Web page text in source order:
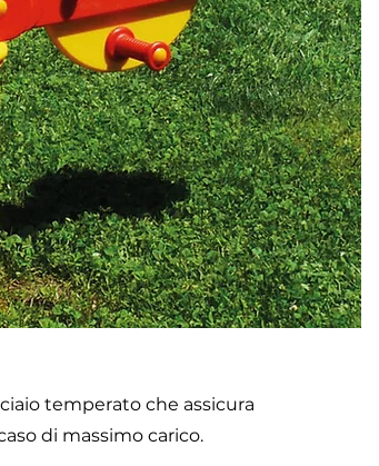
temperato che assicura
di massimo carico.